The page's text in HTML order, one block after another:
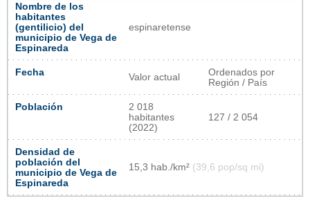
Nombre de los
habitantes
(gentilicio) del
municipio de Vega de
Espinareda
espinaretense
Fecha Valor actual
Ordenados por
Región / País
Población
2 018
habitantes
(2022)
127 / 2 054
Densidad de
población del
municipio de Vega de
Espinareda
15,3 hab./km² (39,6 pop/sq mi)